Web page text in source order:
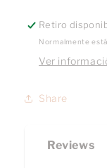
Retiro
Normalmente
Ver
Share
Reviews